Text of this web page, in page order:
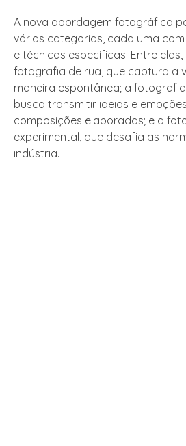
A nova abordagem fotográfica
várias categorias, cada uma
e técnicas específicas. Entre
fotografia de rua, que captura a
maneira espontânea; a
busca transmitir ideias e
composições elaboradas; e a
experimental, que desafia as
indústria.